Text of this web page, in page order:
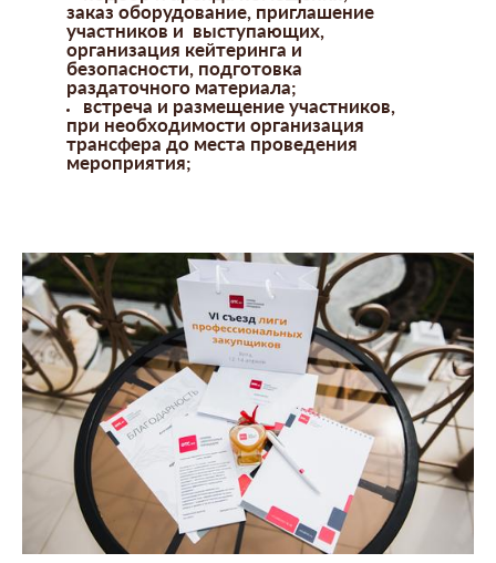
заказ оборудование, приглашение
участников и выступающих,
организация кейтеринга и
безопасности, подготовка
раздаточного материала;
встреча и размещение участников,
при необходимости организация
трансфера до места проведения
мероприятия;